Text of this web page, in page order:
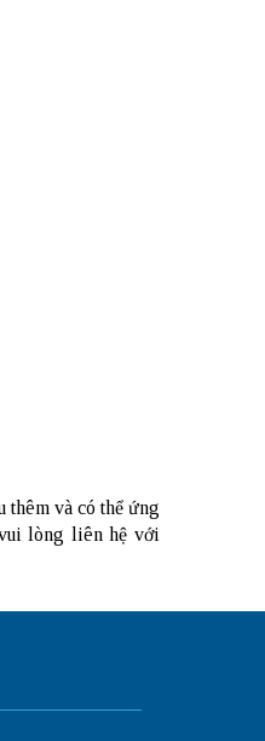
thêm và có thể ứng
lòng liên hệ với